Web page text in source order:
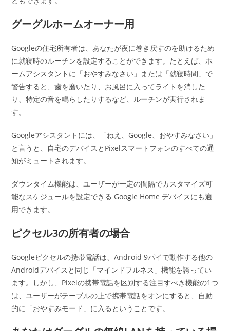
グーグルホームオーナー用
Googleの住宅所有者は、あなたが夜に巻き戻すのを助けるため
に就寝時のルーチンを設定することができます。たとえば、ホ
ームアシスタントに「おやすみなさい」または「就寝時間」で
警告すると、歯を磨いたり、お風呂に入ってライトを消した
り、特定の音を鳴らしたりするなど、ルーチンが実行されま
す。
Googleアシスタントには、「ねえ、Google、おやすみなさい」
と言うと、自宅のデバイスとPixelスマートフォンのすべての通
知がミュートされます。
ダウンタイム機能は、ユーザーが一定の間隔でカスタマイズ可
能なスケジュールを設定できる Google Home デバイスにも適
用できます。
ピクセル3の所有者の場合
Googleピクセルの携帯電話は、Android 9パイで動作する他の
Androidデバイスと同じ「マインドフルネス」機能を誇ってい
ます。しかし、Pixelの携帯電話を区別する注目すべき機能の1つ
は、ユーザーがテーブルの上で携帯電話をオンにすると、自動
的に「おやすみモード」に入るということです。